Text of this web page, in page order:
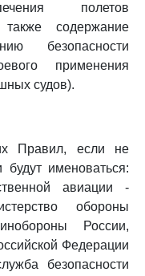
полетов
содержание
безопасности
применения
судов).
Правил, если не
будут именоваться:
авиации -
обороны
России,
Федерации
безопасности